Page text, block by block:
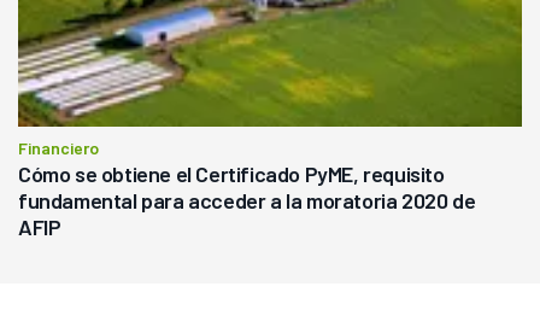
Financiero
Cómo se obtiene el Certificado PyME, requisito
fundamental para acceder a la moratoria 2020 de
AFIP